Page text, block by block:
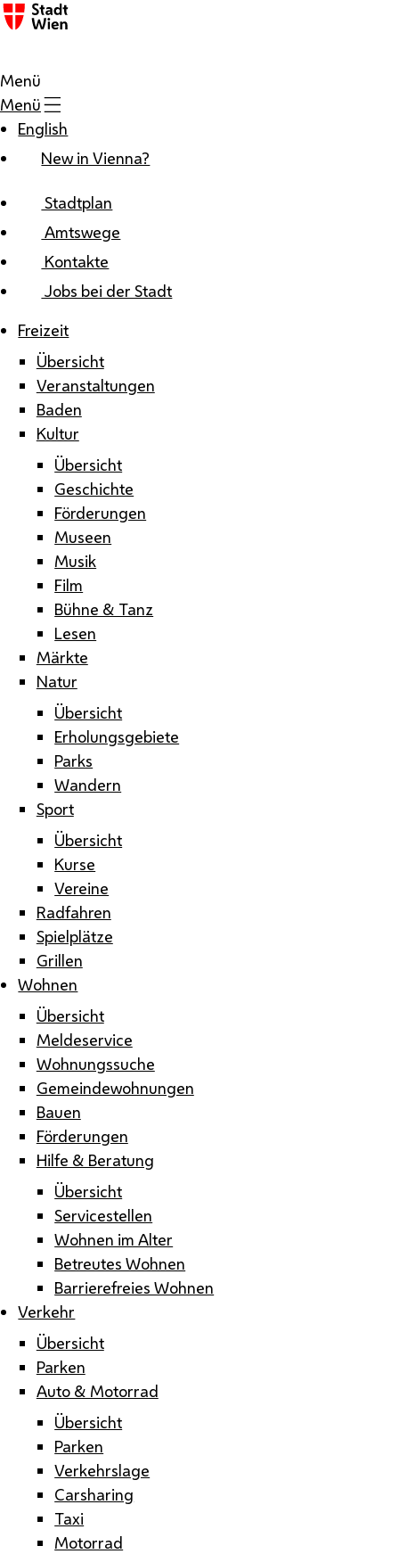
Zum Inhalt
Menü
Menü
English
New in Vienna?
Stadtplan
Amtswege
Kontakte
Jobs bei der Stadt
Freizeit
Übersicht
Veranstaltungen
Baden
Kultur
Übersicht
Geschichte
Förderungen
Museen
Musik
Film
Bühne & Tanz
Lesen
Märkte
Natur
Übersicht
Erholungsgebiete
Parks
Wandern
Sport
Übersicht
Kurse
Vereine
Radfahren
Spielplätze
Grillen
Wohnen
Übersicht
Meldeservice
Wohnungssuche
Gemeindewohnungen
Bauen
Förderungen
Hilfe & Beratung
Übersicht
Servicestellen
Wohnen im Alter
Betreutes Wohnen
Barrierefreies Wohnen
Verkehr
Übersicht
Parken
Auto & Motorrad
Übersicht
Parken
Verkehrslage
Carsharing
Taxi
Motorrad